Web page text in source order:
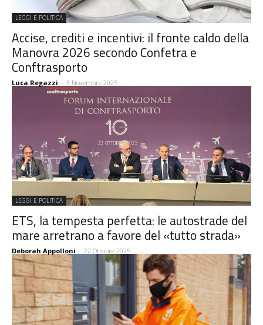
LEGGI E POLITICA
Accise, crediti e incentivi: il fronte caldo della
Manovra 2026 secondo Confetra e
Conftrasporto
Luca Regazzi - 3 Novembre 2025
LEGGI E POLITICA
ETS, la tempesta perfetta: le autostrade del
mare arretrano a favore del «tutto strada»
Deborah Appolloni - 22 Ottobre 2025